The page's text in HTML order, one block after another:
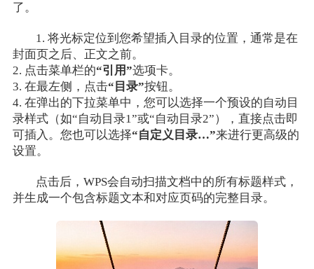
了。
1. 将光标定位到您希望插入目录的位置，通常是在
封面页之后、正文之前。
2. 点击菜单栏的“引用”选项卡。
3. 在最左侧，点击“目录”按钮。
4. 在弹出的下拉菜单中，您可以选择一个预设的自动目
录样式（如“自动目录1”或“自动目录2”），直接点击即
可插入。您也可以选择“自定义目录…”来进行更高级的
设置。
点击后，WPS会自动扫描文档中的所有标题样式，
并生成一个包含标题文本和对应页码的完整目录。